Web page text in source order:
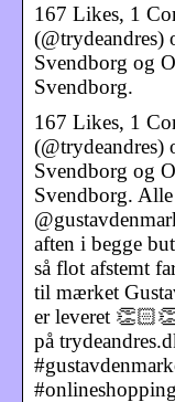
167 Likes, 1
(@trydeandres)
Svendborg og
Svendborg.
167 Likes, 1
(@trydeandres)
Svendborg og
Svendborg.
aften i begge
så flot afstemt
til mærket
er leveret
på